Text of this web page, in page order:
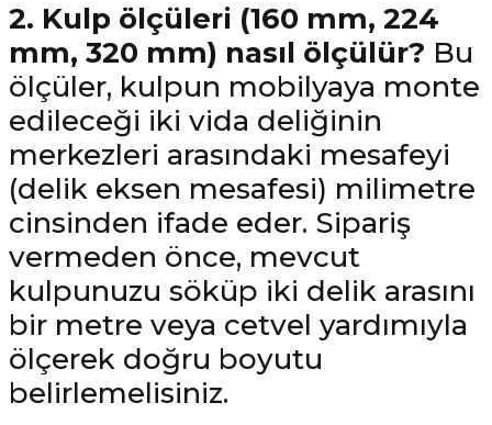
2. Kulp ölçüleri (160 mm, 224
mm, 320 mm) nasıl ölçülür? Bu
ölçüler, kulpun mobilyaya monte
edileceği iki vida deliğinin
merkezleri arasındaki mesafeyi
(delik eksen mesafesi) milimetre
cinsinden ifade eder. Sipariş
vermeden önce, mevcut
kulpunuzu söküp iki delik arasını
bir metre veya cetvel yardımıyla
ölçerek doğru boyutu
belirlemelisiniz.